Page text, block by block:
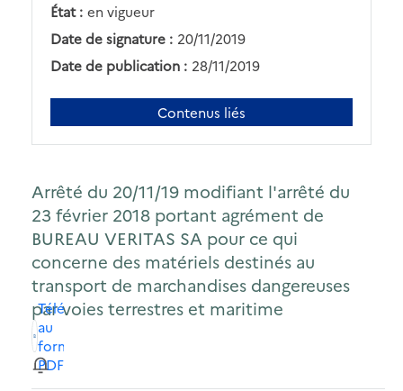
État : en vigueur
Date de signature : 20/11/2019
Date de publication : 28/11/2019
Contenus liés
Arrêté du 20/11/19 modifiant l'arrêté du
23 février 2018 portant agrément de
BUREAU VERITAS SA pour ce qui
concerne des matériels destinés au
transport de marchandises dangereuses
par voies terrestres et maritime
Télécharger
au
format
PDF